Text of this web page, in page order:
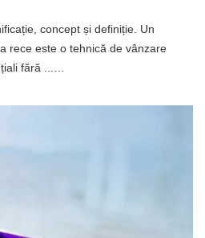
concept și definiție. Un
rece este o tehnică de vânzare
fără ...…